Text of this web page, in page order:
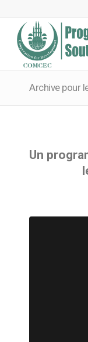
MC
C
COMCEC
Archive pour
Un